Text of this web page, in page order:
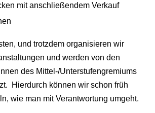
mit anschließendem Verkauf
und trotzdem organisieren wir
und werden von den
des Mittel-/Unterstufengremiums
Hierdurch können wir schon früh
wie man mit Verantwortung umgeht.